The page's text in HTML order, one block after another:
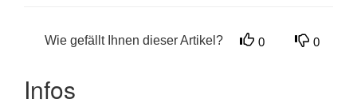
Wie gefällt Ihnen dieser Artikel? 0 0
Infos